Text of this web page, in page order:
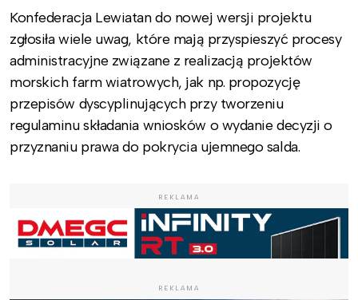
Konfederacja Lewiatan do nowej wersji projektu
zgłosiła wiele uwag, które mają przyspieszyć procesy
administracyjne związane z realizacją projektów
morskich farm wiatrowych, jak np. propozycję
przepisów dyscyplinujących przy tworzeniu
regulaminu składania wniosków o wydanie decyzji o
przyznaniu prawa do pokrycia ujemnego salda.
REKLAMA
REKLAMA